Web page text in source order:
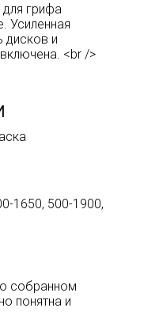
грифа
Усиленная
дисков и
<br />
1650, 500-1900,
собранном
понятна и